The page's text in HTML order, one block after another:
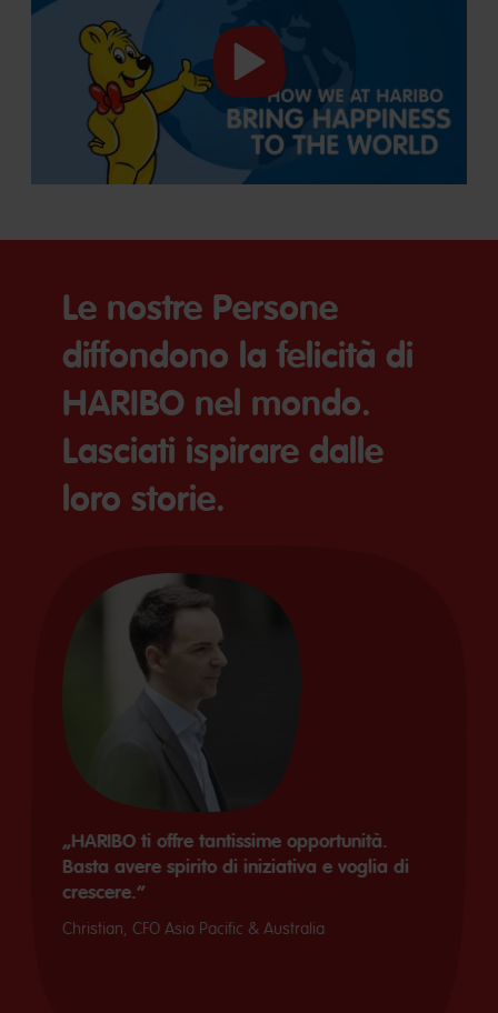
Guarda
il
video
Le nostre Persone
diffondono la felicità di
HARIBO nel mondo.
Lasciati ispirare dalle
loro storie.
„HARIBO ti offre tantissime opportunità.
Basta avere spirito di iniziativa e voglia di
crescere.“
Christian, CFO Asia Pacific & Australia